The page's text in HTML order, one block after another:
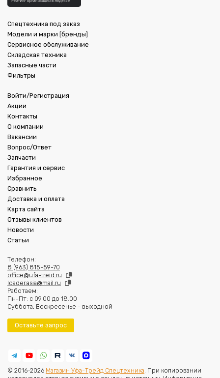
Спецтехника под заказ
Модели и марки [бренды]
Сервисное обслуживание
Складская техника
Запасные части
Фильтры
Войти/Регистрация
Акции
Контакты
О компании
Вакансии
Вопрос/Ответ
Запчасти
Гарантия и сервис
Избранное
Сравнить
Доставка и оплата
Карта сайта
Отзывы клиентов
Новости
Статьи
Телефон:
8 (963) 815-59-70
office@ufa-treid.ru
loader.asia@mail.ru
Работаем:
Пн-Пт: с 09.00 до 18.00
Суббота, Воскресенье - выходной
Оставьте запрос
© 2016-2026 Магазин Уфа-Трейд Спецтехника . При копировании